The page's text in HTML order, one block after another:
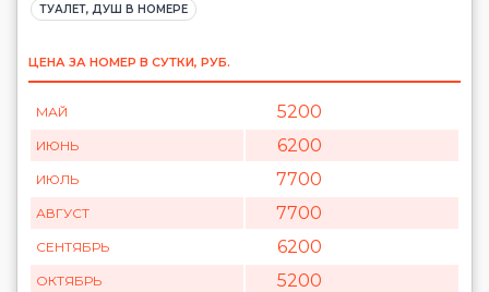
ТУАЛЕТ, ДУШ В НОМЕРЕ
ЦЕНА ЗА НОМЕР В СУТКИ, РУБ.
МАЙ 5200
ИЮНЬ 6200
ИЮЛЬ 7700
АВГУСТ 7700
СЕНТЯБРЬ 6200
ОКТЯБРЬ 5200